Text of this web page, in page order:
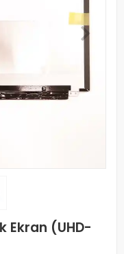
Ekran (UHD-